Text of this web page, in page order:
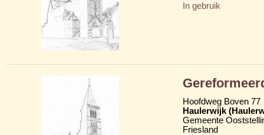
In gebruik
Hoofdweg Boven 77
Haulerwijk
Gemeente
Friesland